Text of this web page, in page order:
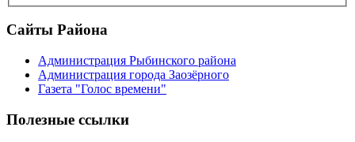
Сайты Района
Администрация Рыбинского района
Администрация города Заозёрного
Газета "Голос времени"
Полезные ссылки